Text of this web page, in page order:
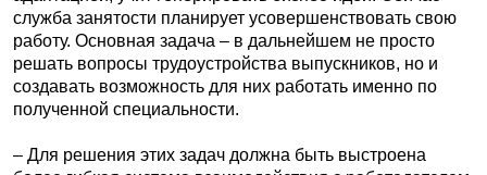
служба занятости планирует усовершенствовать свою
работу. Основная задача – в дальнейшем не просто
решать вопросы трудоустройства выпускников, но и
создавать возможность для них работать именно по
полученной специальности.
– Для решения этих задач должна быть выстроена